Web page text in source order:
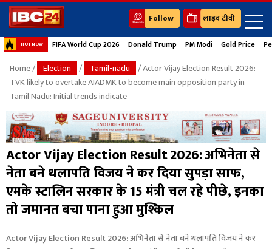
Follow लाइव टीवी
HOT NOW FIFA World Cup 2026 Donald Trump PM Modi Gold Price
Home/ Election / Tamil-nadu
/ Actor Vijay Election Result 2026:
TVK likely to overtake AIADMK to become main opposition party in
Tamil Nadu: Initial trends indicate
Actor Vijay Election Result 2026: अभिनेता से
नेता बने थलापति विजय ने कर दिया सुपड़ा साफ,
एमके स्टालिन सरकार के 15 मंत्री चल रहे पीछे, इनका
तो जमानत बचा पाना हुआ मुश्किल
Actor Vijay Election Result 2026: अभिनेता से नेता बने थलापति विजय ने कर